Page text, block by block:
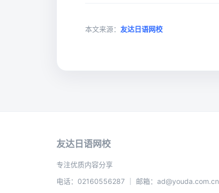
本文来源： 友达日语网校
友达日语网校
专注优质内容分享
电话：02160556287 ｜ 邮箱：ad@youda.com.cn